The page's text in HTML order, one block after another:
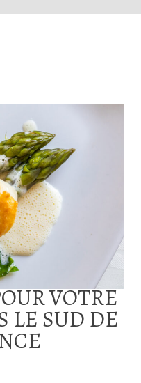
VOTRE
LE SUD DE